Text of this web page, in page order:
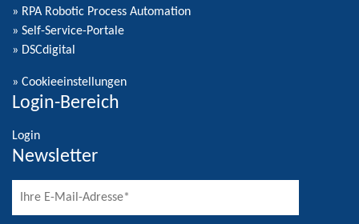
» RPA Robotic Process Automation
» Self-Service-Portale
» DSCdigital
» Cookieeinstellungen
Login-Bereich
Login
Newsletter